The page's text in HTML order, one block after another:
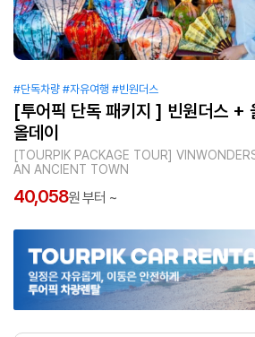
#단독차량 #자유여행 #빈원더스
[투어픽 단독 패키지 ] 빈원더스 +
올데이
[TOURPIK PACKAGE TOUR]
AN ANCIENT TOWN
40,058원 부터 ~